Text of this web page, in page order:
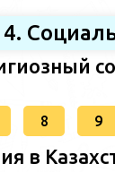
8 9
в